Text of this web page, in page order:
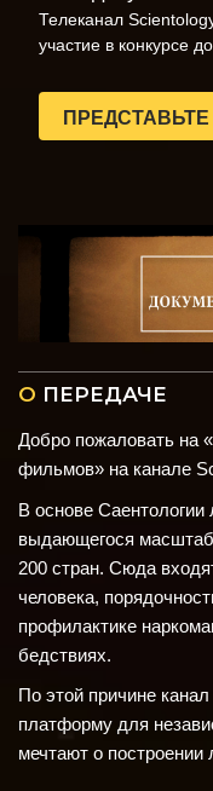
Телеканал
участие в конкурсе
О ПЕРЕДАЧЕ
Добро пожаловать на
фильмов» на канале
В основе Саентологии
выдающегося
200 стран. Сюда
человека,
профилактике
бедствиях.
По этой причине
платформу для
мечтают о построении